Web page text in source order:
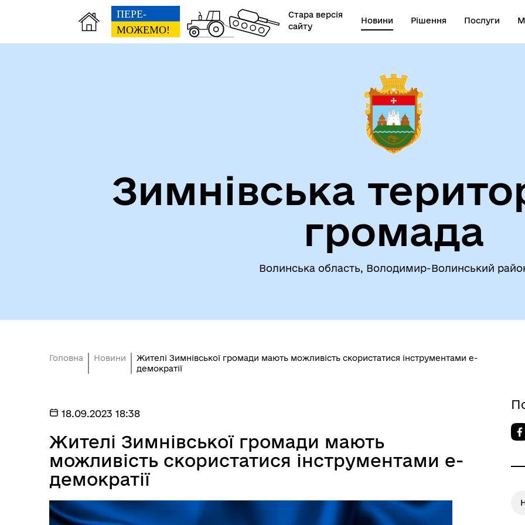
Стара версія
сайту
Новини Рішення Послуги
Зимнівська
громада
Волинська область, Володимир-Волинський
Головна Новини
Жителі Зимнівської громади мають можливість скористатися інструментами е-
демократії
18.09.2023 18:38
Жителі Зимнівської громади мають
можливість скористатися інструментами е-
демократії